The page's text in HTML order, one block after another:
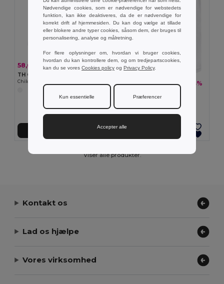
58,64 kr 68,46 kr -14%
TH Clothes 30297
Children's sports shorts 88,83 kr116,04 kr -23%
Adult sports shorts
Viser alle produkter.
Kontakt os
Lad os hjælpe
Vores virksomhed
Nødvendige cookies, som er nødvendige for webstedets
funktion, kan ikke deaktiveres, da de er nødvendige for
korrekt drift af hjemmesiden. Du kan dog vælge at tillade
eller blokere andre typer cookies, såsom dem, der bruges til
personalisering, analyse og målretning.
For flere oplysninger om, hvordan vi bruger cookies,
hvordan du kan kontrollere dem, og om tredjepartscookies,
kan du se vores Cookies policy og Privacy Policy.
Kun essentielle Præferencer
Accepter alle